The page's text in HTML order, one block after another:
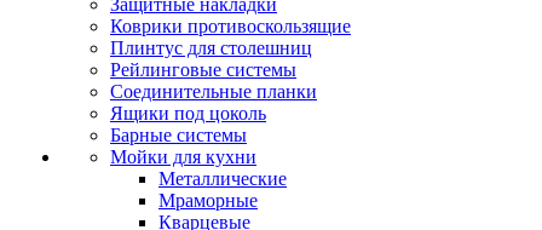
Защитные накладки
Коврики противоскользящие
Плинтус для столешниц
Рейлинговые системы
Соединительные планки
Ящики под цоколь
Барные системы
Мойки для кухни
Металлические
Мраморные
Кварцевые